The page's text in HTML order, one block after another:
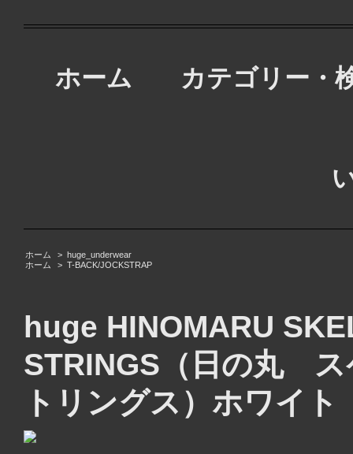
ホーム カテゴリー・
ホーム > huge_underwear
ホーム
> T-BACK/JOCKSTRAP
huge HINOMARU
STRINGS（日の丸
トリングス）ホワイト